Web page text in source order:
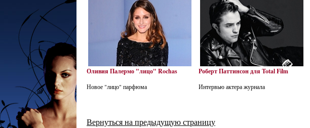
Оливия Палермо "лицо" Rochas
Новое "лицо" парфюма
Роберт Паттинсон для Total Film
Интервью актера журнала
Вернуться на предыдущую страницу